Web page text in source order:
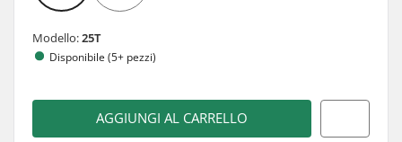
Modello:25T
Disponibile (5+ pezzi)
AGGIUNGI AL CARRELLO